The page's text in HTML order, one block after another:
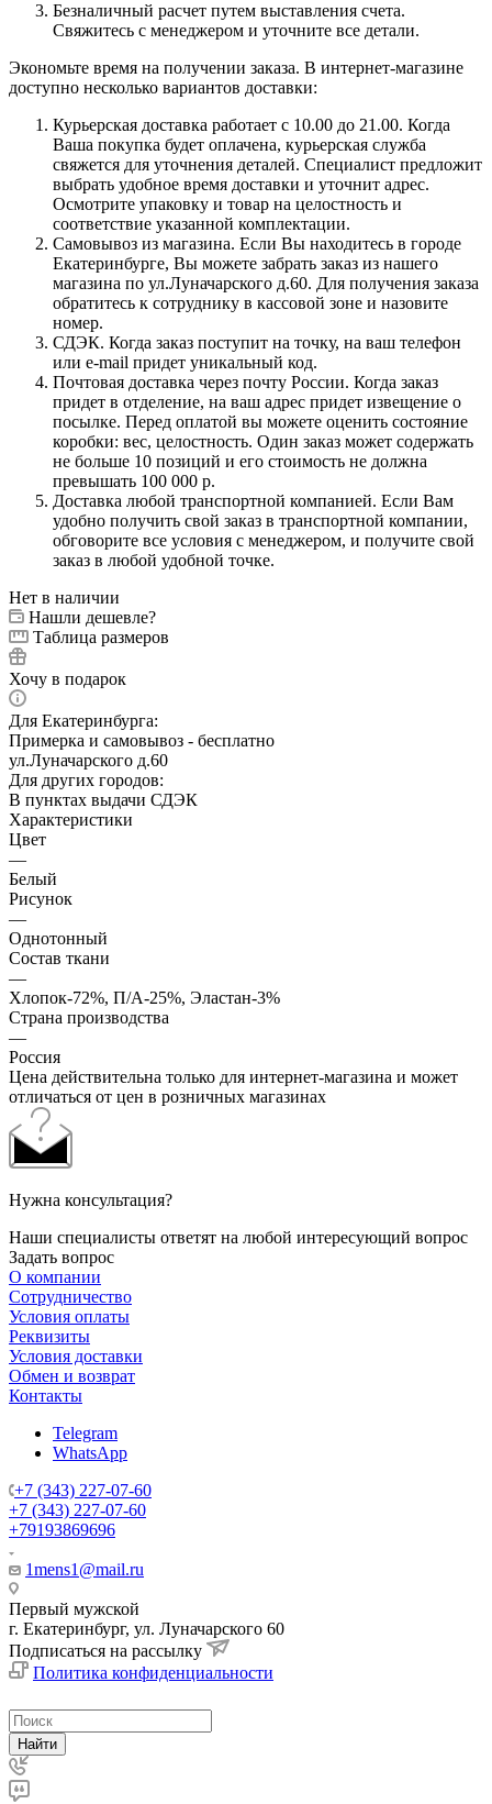
Безналичный расчет путем выставления счета.
Свяжитесь с менеджером и уточните все детали.
Экономьте время на получении заказа. В интернет-магазине
доступно несколько вариантов доставки:
Курьерская доставка работает с 10.00 до 21.00. Когда
Ваша покупка будет оплачена, курьерская служба
свяжется для уточнения деталей. Специалист предложит
выбрать удобное время доставки и уточнит адрес.
Осмотрите упаковку и товар на целостность и
соответствие указанной комплектации.
Самовывоз из магазина. Если Вы находитесь в городе
Екатеринбурге, Вы можете забрать заказ из нашего
магазина по ул.Луначарского д.60. Для получения заказа
обратитесь к сотруднику в кассовой зоне и назовите
номер.
СДЭК. Когда заказ поступит на точку, на ваш телефон
или e-mail придет уникальный код.
Почтовая доставка через почту России. Когда заказ
придет в отделение, на ваш адрес придет извещение о
посылке. Перед оплатой вы можете оценить состояние
коробки: вес, целостность. Один заказ может содержать
не больше 10 позиций и его стоимость не должна
превышать 100 000 р.
Доставка любой транспортной компанией. Если Вам
удобно получить свой заказ в транспортной компании,
обговорите все условия с менеджером, и получите свой
заказ в любой удобной точке.
Нет в наличии
Нашли дешевле?
Таблица размеров
Хочу в подарок
Для Екатеринбурга:
Примерка и самовывоз - бесплатно
ул.Луначарского д.60
Для других городов:
В пунктах выдачи СДЭК
Характеристики
Цвет
—
Белый
Рисунок
—
Однотонный
Состав ткани
—
Хлопок-72%, П/А-25%, Эластан-3%
Страна производства
—
Россия
Цена действительна только для интернет-магазина и может
отличаться от цен в розничных магазинах
Нужна консультация?
Наши специалисты ответят на любой интересующий вопрос
Задать вопрос
О компании
Сотрудничество
Условия оплаты
Реквизиты
Условия доставки
Обмен и возврат
Контакты
Telegram
WhatsApp
+7 (343) 227-07-60
+7 (343) 227-07-60
+79193869696
1mens1@mail.ru
Первый мужской
г. Екатеринбург, ул. Луначарского 60
Подписаться на рассылку
Политика конфиденциальности
Найти